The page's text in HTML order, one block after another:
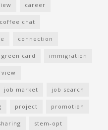
career
coffee chat
connection
green card immigration
job market job search
project promotion
stem-opt